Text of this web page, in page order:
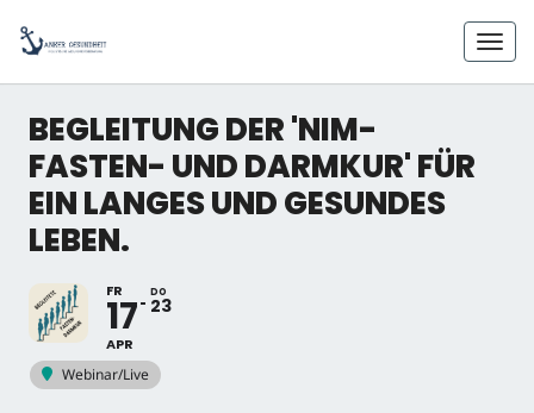
content
BEGLEITUNG DER 'NIM-
FASTEN- UND DARMKUR' FÜR
EIN LANGES UND GESUNDES
LEBEN.
FR
17
APR
DO
23
Webinar/Live